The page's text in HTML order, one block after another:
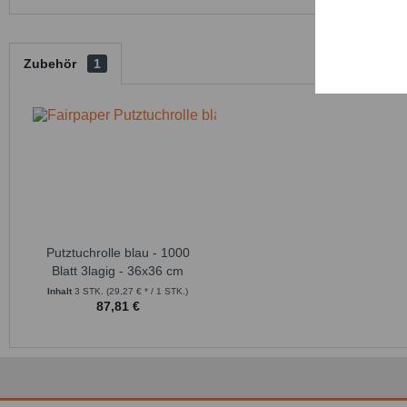
Zubehör 1
Putztuchrolle blau - 1000
Blatt 3lagig - 36x36 cm
Inhalt 3 STK. (29,27 € * / 1 STK.)
87,81 €